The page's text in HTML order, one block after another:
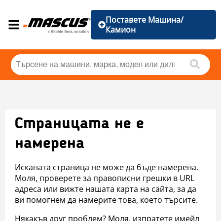
Поставете Машина/
Камион
Страницата не е
намерена
Исканата страница не може да бъде намерена.
Моля, проверете за правописни грешки в URL
адреса или вижте нашата карта на сайта, за да
ви помогнем да намерите това, което търсите.
Някакъв друг проблем? Моля, изпратете имейл